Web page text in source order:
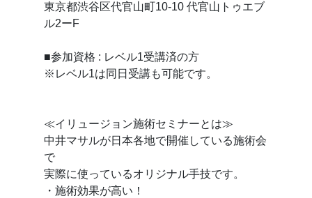
東京都渋谷区代官山町10-10 代官山トゥエブ
ル2ーF
■参加資格 : レベル1受講済の方
※レベル1は同日受講も可能です。
≪イリュージョン施術セミナーとは≫
中井マサルが日本各地で開催している施術会
で
実際に使っているオリジナル手技です。
・施術効果が高い！